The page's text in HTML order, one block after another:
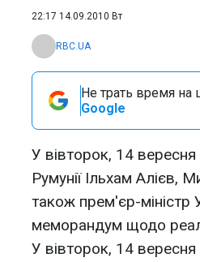
22:17 14.09.2010 Вт
RBC.UA
Не трать время на
Google
У вівторок, 14
Румунії Ільхам Алієв,
також прем'єр-міністр
меморандум щодо
У вівторок, 14